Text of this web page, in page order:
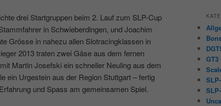
drei Startgruppen beim 2. Lauf zum SLP-Cup
in Schwieberdingen, und Joachim
Grösse in nahezu allen Slotracingklassen in
2013 traten zwei Gäse aus dem fernen
Martin Josefski ein schneller Neuling aus dem
ein Urgestein aus der Region Stuttgart – fertig
und Spass am gemeinsamen Spiel.